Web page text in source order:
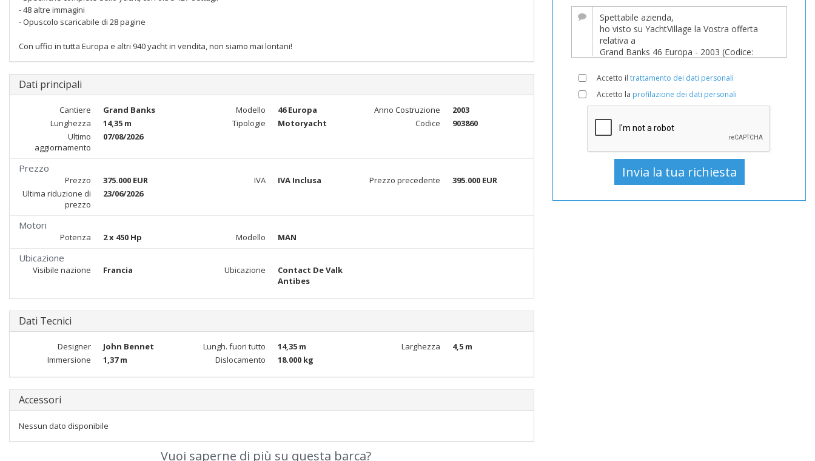
ha
subito
un’importante
riduzione
prezzo!
Barca,
Barche,
In
vendita,
- 48 altre immagini
- Opuscolo scaricabile di 28 pagine
Con uffici in tutta Europa e altri 940 yacht in vendita, non siamo mai lontani!
Dati principali
Cantiere Grand Banks Modello 46 Europa Anno Costruzione
2003
Lunghezza
14,35 m Tipologie Motoryacht Codice
903860
Ultimo
aggiornamento
07/08/2026
Prezzo
Prezzo 375.000 EUR IVA IVA Inclusa Prezzo precedente
395.000 EUR
Ultima riduzione di
prezzo
23/06/2026
Motori
Potenza 2 x 450 Hp Modello MAN
Ubicazione
Visibile nazione Francia Ubicazione
Contact De Valk
Antibes
Dati Tecnici
Designer John Bennet Lungh. fuori tutto 14,35 m Larghezza
4,5 m
Immersione
1,37 m Dislocamento 18.000 kg
Accessori
Nessun dato disponibile
Vuoi saperne di più su questa barca?
Accetto il trattamento dei dati personali
Accetto la profilazione dei dati personali